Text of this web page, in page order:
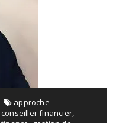
approche
,conseiller financier